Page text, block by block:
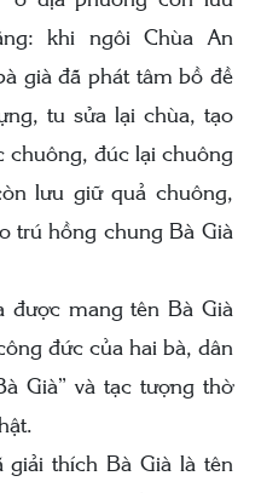
khi ngôi Chùa An
già đã phát tâm bồ đề
tu sửa lại chùa, tạo
chuông, đúc lại chuông
lưu giữ quả chuông,
trú hồng chung Bà Già
được mang tên Bà Già
đức của hai bà, dân
Già” và tạc tượng thờ
giải thích Bà Già là tên